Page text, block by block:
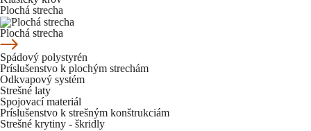
Plochá strecha
Plochá strecha
Spádový polystyrén
Príslušenstvo k plochým strechám
Odkvapový systém
Strešné laty
Spojovací materiál
Príslušenstvo k strešným konštrukciám
Strešné krytiny - škridly